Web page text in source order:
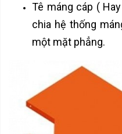
Tê máng cáp (
chia hệ thống
một mặt phẳng.